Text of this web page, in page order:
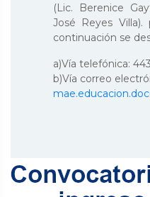
(Lic. Berenice
José Reyes
continuación se
a)Vía telefónica:
b)Vía correo